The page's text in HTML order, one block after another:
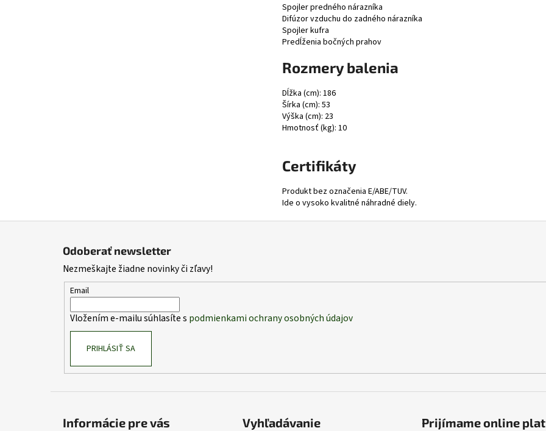
Spojler predného nárazníka
Difúzor vzduchu do zadného nárazníka
Spojler kufra
Predĺženia bočných prahov
Rozmery balenia
Dĺžka (cm): 186
Šírka (cm): 53
Výška (cm): 23
Hmotnosť (kg): 10
Certifikáty
Produkt bez označenia E/ABE/TUV.
Ide o vysoko kvalitné náhradné diely.
Odoberať newsletter
Nezmeškajte žiadne novinky či zľavy!
Email
Vložením e-mailu súhlasíte s podmienkami ochrany osobných údajov
PRIHLÁSIŤ SA
Informácie pre vás Vyhľadávanie Prijímame online